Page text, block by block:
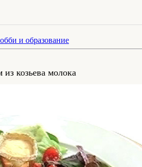
и образование
козьева молока